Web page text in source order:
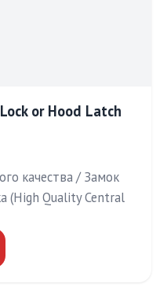
or Hood Latch
качества / Замок
(High Quality Central